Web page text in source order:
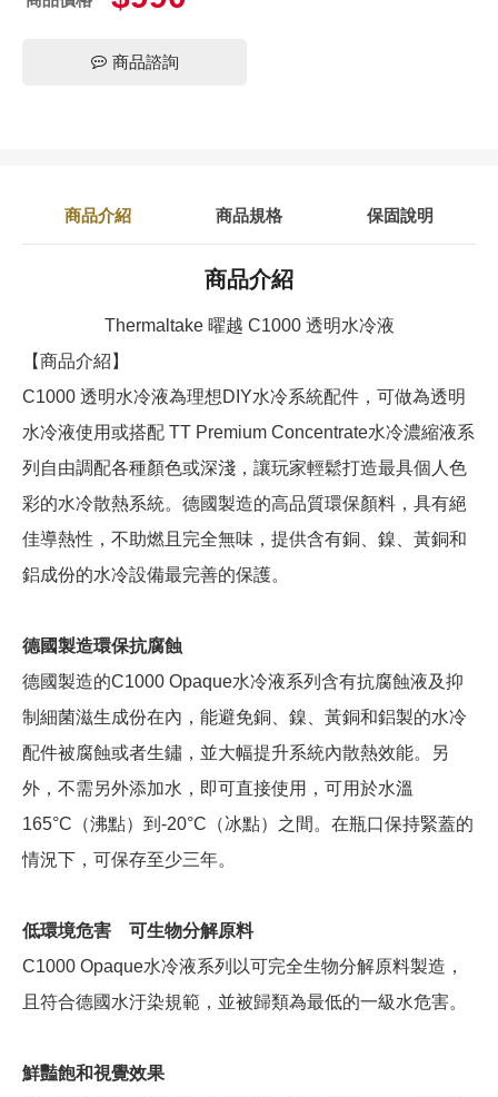
商品諮詢
商品介紹 商品規格 保固說明
商品介紹
Thermaltake 曜越 C1000 透明水冷液
【商品介紹】
C1000 透明水冷液為理想DIY水冷系統配件，可做為透明
水冷液使用或搭配 TT Premium Concentrate水冷濃縮液系
列自由調配各種顏色或深淺，讓玩家輕鬆打造最具個人色
彩的水冷散熱系統。德國製造的高品質環保顏料，具有絕
佳導熱性，不助燃且完全無味，提供含有銅、鎳、黃銅和
鋁成份的水冷設備最完善的保護。
德國製造環保抗腐蝕
德國製造的C1000 Opaque水冷液系列含有抗腐蝕液及抑
制細菌滋生成份在內，能避免銅、鎳、黃銅和鋁製的水冷
配件被腐蝕或者生鏽，並大幅提升系統內散熱效能。另
外，不需另外添加水，即可直接使用，可用於水溫
165°C（沸點）到-20°C（冰點）之間。在瓶口保持緊蓋的
情況下，可保存至少三年。
低環境危害 可生物分解原料
C1000 Opaque水冷液系列以可完全生物分解原料製造，
且符合德國水汙染規範，並被歸類為最低的一級水危害。
鮮豔飽和視覺效果